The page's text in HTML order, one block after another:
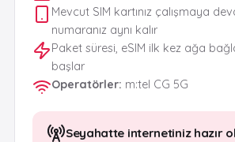
Mevcut SIM kartınız çalışmaya
numaranız aynı kalır
Paket süresi, eSIM ilk kez ağa
başlar
Operatörler: m:tel CG 5G
Seyahatte internetiniz hazır